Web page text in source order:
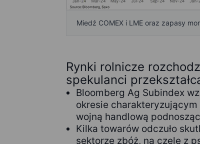
Miedź COMEX i LME oraz zapasy
Rynki rolnicze
spekulanci
Bloomberg Ag Subindex
okresie
wojną handlową
Kilka towarów odczuło
sektorze zbóż, na czele z